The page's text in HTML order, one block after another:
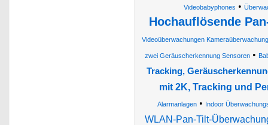
Videobabyphones •
Hochauflösende
Videoüberwachungen
zwei Geräuscherkennung Sensoren •
Tracking,
mit 2K, Tracking und
Alarmanlagen• Indoor
WLAN-Pan-Tilt-